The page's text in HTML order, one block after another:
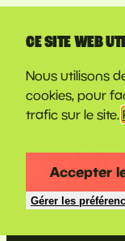
CE SITE WEB
Nous utilisons
cookies, pour
trafic sur le site.
Accepter
Gérer les